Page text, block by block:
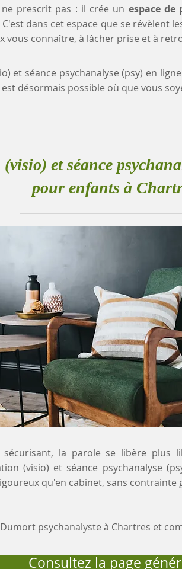
prescrit pas : il crée un espace
dans cet espace que se révèlent
vous connaître, à lâcher prise et à
et séance psychanalyse (psy) en
désormais possible où que vous
et séance
pour enfants à
la parole se libère plus
(visio) et séance psychanalyse
qu'en cabinet, sans
psychanalyste à Chartres et
Consultez la page